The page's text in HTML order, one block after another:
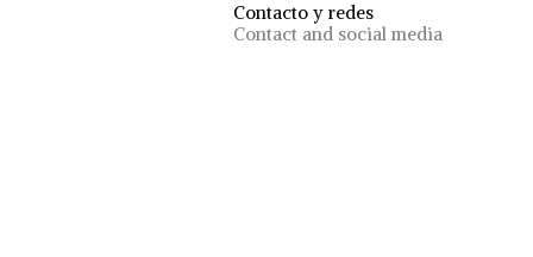
Contacto y redes
Contact and social media